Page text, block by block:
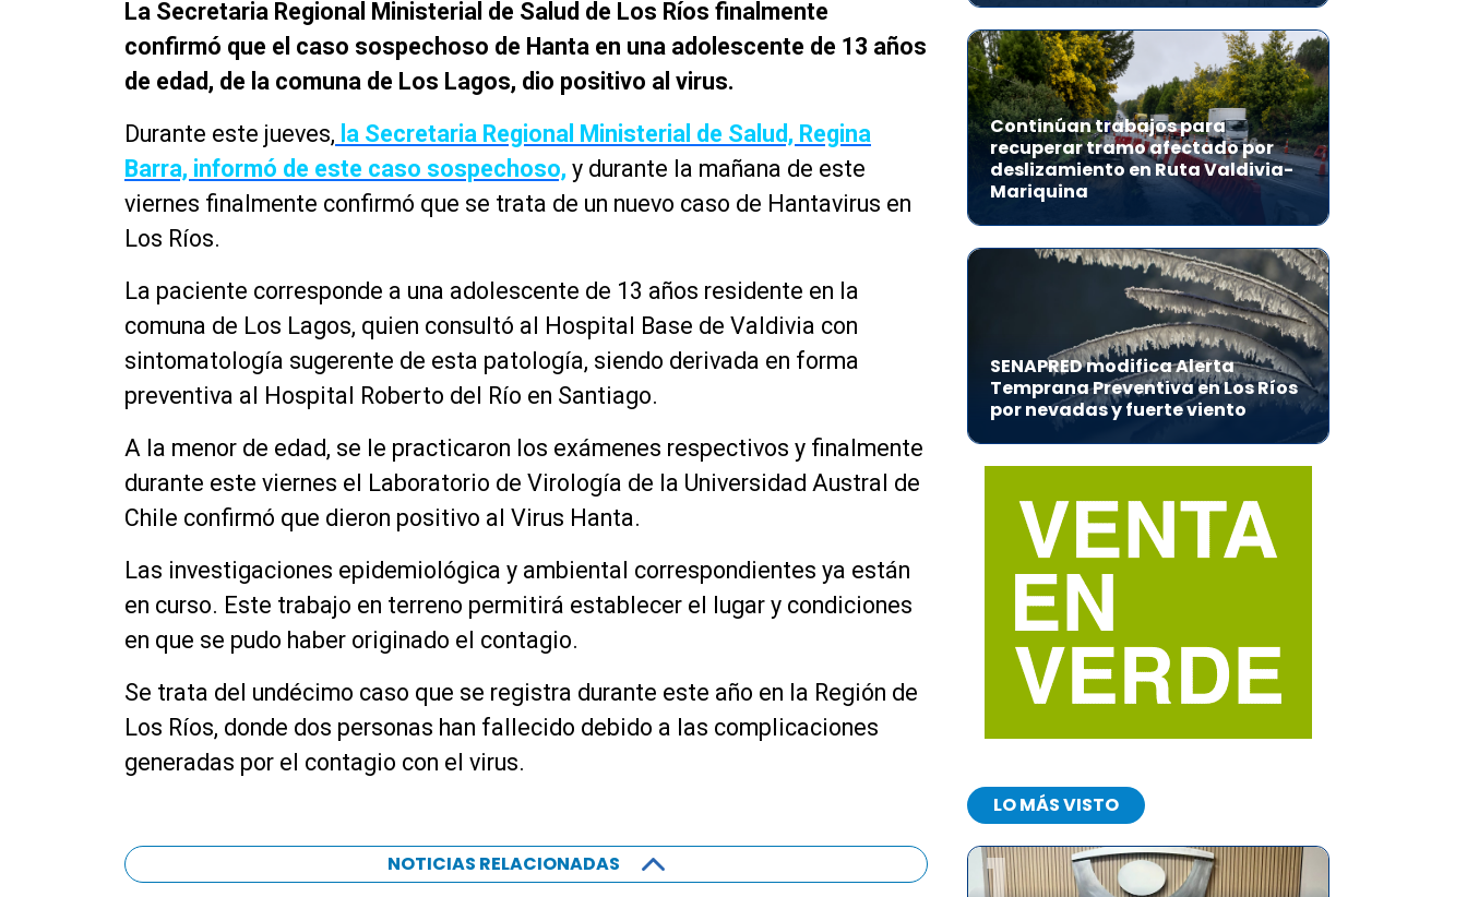
La Secretaria Regional Ministerial de Salud de Los Ríos finalmente
confirmó que el caso sospechoso de Hanta en una adolescente de 13 años
de edad, de la comuna de Los Lagos, dio positivo al virus.
Durante este jueves, la Secretaria Regional Ministerial de Salud, Regina
Barra, informó de este caso sospechoso, y durante la mañana de este
viernes finalmente confirmó que se trata de un nuevo caso de Hantavirus en
Los Ríos.
La paciente corresponde a una adolescente de 13 años residente en la
comuna de Los Lagos, quien consultó al Hospital Base de Valdivia con
sintomatología sugerente de esta patología, siendo derivada en forma
preventiva al Hospital Roberto del Río en Santiago.
A la menor de edad, se le practicaron los exámenes respectivos y finalmente
durante este viernes el Laboratorio de Virología de la Universidad Austral de
Chile confirmó que dieron positivo al Virus Hanta.
Las investigaciones epidemiológica y ambiental correspondientes ya están
en curso. Este trabajo en terreno permitirá establecer el lugar y condiciones
en que se pudo haber originado el contagio.
Se trata del undécimo caso que se registra durante este año en la Región de
Los Ríos, donde dos personas han fallecido debido a las complicaciones
generadas por el contagio con el virus.
NOTICIAS RELACIONADAS
Continúan trabajos para
recuperar tramo afectado por
deslizamiento en Ruta Valdivia-
Mariquina
SENAPRED modifica Alerta
Temprana Preventiva en Los Ríos
por nevadas y fuerte viento
LO MÁS VISTO